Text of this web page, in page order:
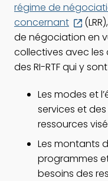
régime de
concernant
Ce
lien
dans
de négociation en
collectives avec
des RI-RTF qui y
Les modes et
services et
ressources
Les montants
programmes
besoins des